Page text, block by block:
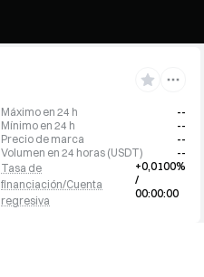
Máximo en 24 h
--
Mínimo en 24 h
--
Precio de marca
--
Volumen en 24 horas (USDT)
--
Tasa de
financiación/Cuenta
regresiva
+0,0100%
/
00:00:00